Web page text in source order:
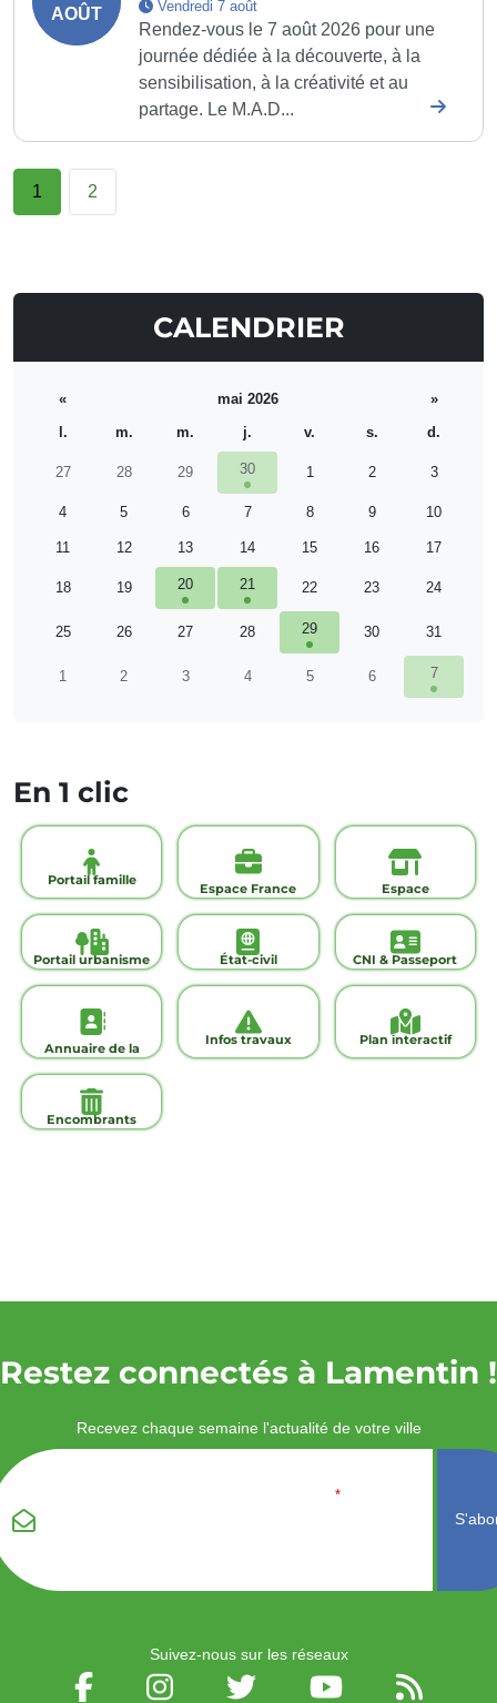
AOÛT Vendredi 7 août
Rendez-vous le 7 août 2026 pour une
journée dédiée à la découverte, à la
sensibilisation, à la créativité et au
partage. Le M.A.D...
1 2
CALENDRIER
« mai 2026
»
l.
m. m. j. v. s. d.
27 28 29 30 1 2 3
4 5 6 7 8 9 10
11 12 13 14 15 16 17
18 19 20 21 22 23 24
25 26 27 28 29 30 31
1 2 3 4 5 6 7
En 1 clic
Portail famille
Espace France
Espace
Portail urbanisme État-civil CNI & Passeport
Annuaire de la
Infos travaux Plan interactif
Encombrants
Restez connectés à Lamentin !
Recevez chaque semaine l'actualité de votre ville
*
Suivez-nous sur les réseaux